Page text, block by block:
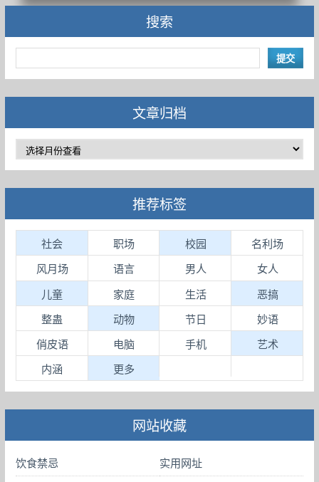
搜索
文章归档
推荐标签
社会 职场 校园 名利场
风月场 语言 男人 女人
儿童 家庭 生活 恶搞
整蛊 动物 节日 妙语
俏皮语 电脑 手机 艺术
内涵 更多
网站收藏
饮食禁忌 实用网址